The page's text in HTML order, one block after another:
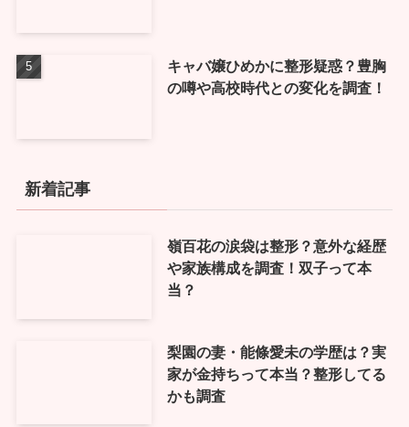
キャバ嬢ひめかに整形疑惑？豊胸
の噂や高校時代との変化を調査！
新着記事
嶺百花の涙袋は整形？意外な経歴
や家族構成を調査！双子って本
当？
梨園の妻・能條愛未の学歴は？実
家が金持ちって本当？整形してる
かも調査